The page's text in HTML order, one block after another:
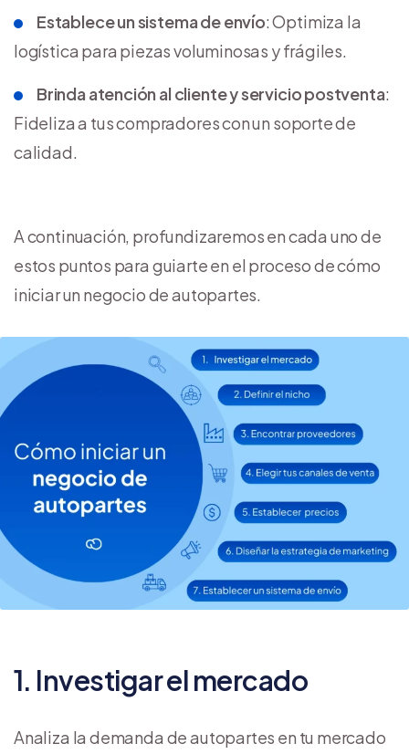
Establece un sistema de envío: Optimiza la
logística para piezas voluminosas y frágiles.
Brinda atención al cliente y servicio postventa:
Fideliza a tus compradores con un soporte de
calidad.
A continuación, profundizaremos en cada uno de
estos puntos para guiarte en el proceso de cómo
iniciar un negocio de autopartes.
1. Investigar el mercado
Analiza la demanda de autopartes en tu mercado